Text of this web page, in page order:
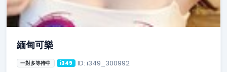
緬甸可樂
一對多等待中 i349 ID: i349_300992